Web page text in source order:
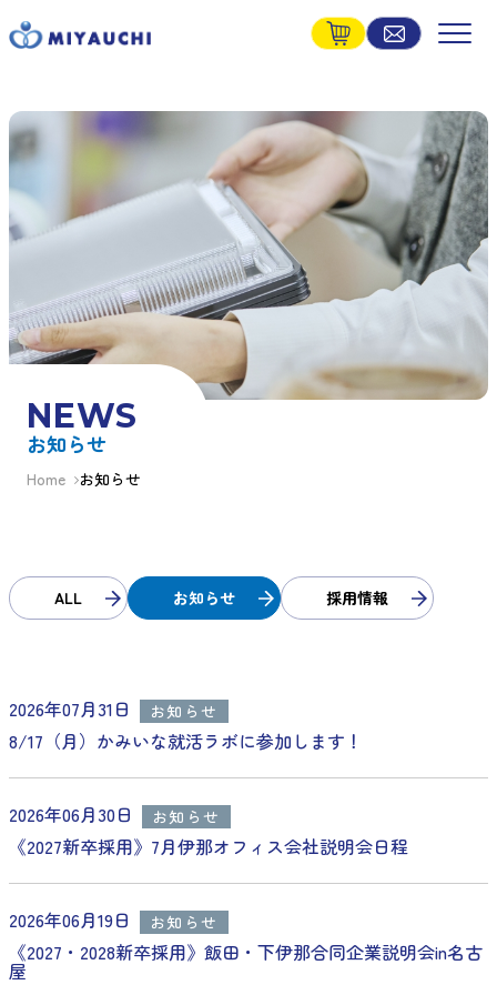
NEWS
お知らせ
Home お知らせ
ALL お知らせ 採用情報
2026年07月31日 お知らせ
8/17（月）かみいな就活ラボに参加します！
2026年06月30日 お知らせ
《2027新卒採用》7月伊那オフィス会社説明会日程
2026年06月19日 お知らせ
《2027・2028新卒採用》飯田・下伊那合同企業説明会in名古
屋